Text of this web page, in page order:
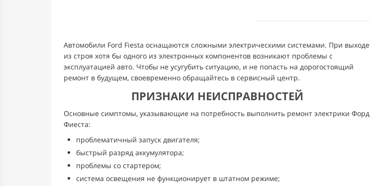
Автомобили Ford Fiesta оснащаются сложными электрическими системами. При выходе
из строя хотя бы одного из электронных компонентов возникают проблемы с
эксплуатацией авто. Чтобы не усугубить ситуацию, и не попасть на дорогостоящий
ремонт в будущем, своевременно обращайтесь в сервисный центр.
ПРИЗНАКИ НЕИСПРАВНОСТЕЙ
Основные симптомы, указывающие на потребность выполнить ремонт электрики Форд
Фиеста:
проблематичный запуск двигателя;
быстрый разряд аккумулятора;
проблемы со стартером;
система освещения не функционирует в штатном режиме;